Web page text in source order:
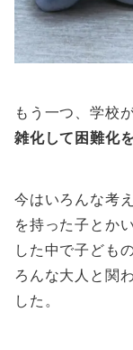
もう一つ、学校
雑化して困難化
今はいろんな考
を持った子とか
した中で子ども
ろんな大人と関
した。